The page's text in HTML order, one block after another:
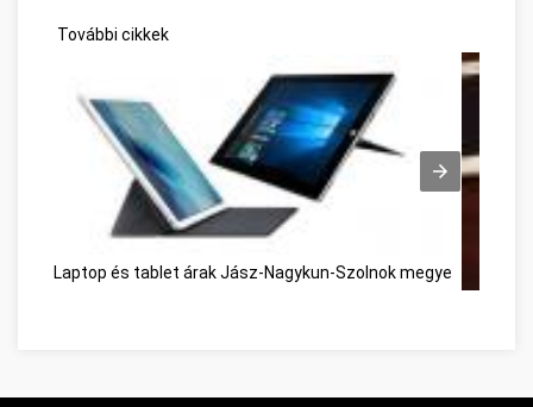
További cikkek
Laptop és tablet árak Jász-Nagykun-Szolnok megye